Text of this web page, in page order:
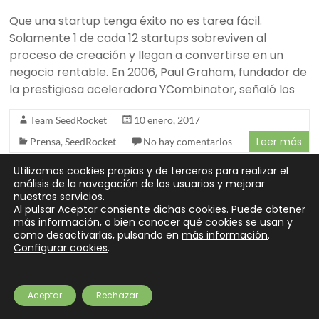
Que una startup tenga éxito no es tarea fácil.
Solamente 1 de cada 12 startups sobreviven al
proceso de creación y llegan a convertirse en un
negocio rentable. En 2006, Paul Graham, fundador de
la prestigiosa aceleradora YCombinator, señaló los
Team SeedRocket
10 enero, 2017
Prensa,SeedRocket No hay comentarios Leer más
Copyright © 2026 SeedRocket. Todos los derechos reservados.
TemaSpaciousde ThemeGrill. Funciona con:WordPress
Partners Preguntas frecuentes
Utilizamos cookies propias y de terceros para realizar el
análisis de la navegación de los usuarios y mejorar
nuestros servicios.
Al pulsar Aceptar consiente dichas cookies. Puede obtener
más información, o bien conocer qué cookies se usan y
como desactivarlas, pulsando en más información.
Configurar cookies.
Aceptar Rechazar